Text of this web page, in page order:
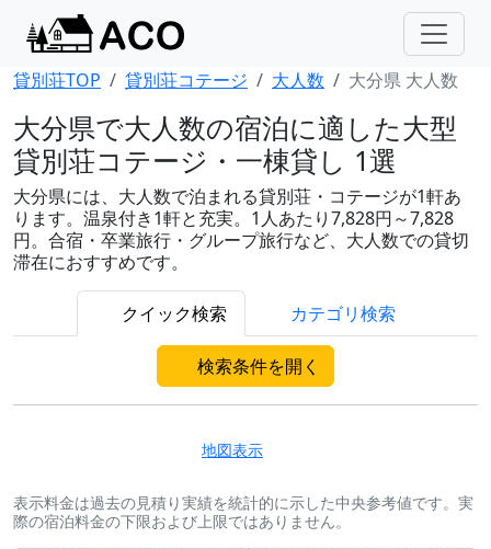
貸別荘TOP 貸別荘コテージ 大人数 大分県 大人数
大分県で大人数の宿泊に適した大型
貸別荘コテージ・一棟貸し 1選
大分県には、大人数で泊まれる貸別荘・コテージが1軒あ
ります。温泉付き1軒と充実。1人あたり7,828円～7,828
円。合宿・卒業旅行・グループ旅行など、大人数での貸切
滞在におすすめです。
クイック検索 カテゴリ検索
検索条件を開く
地図表示
表示料金は過去の見積り実績を統計的に示した中央参考値です。実
際の宿泊料金の下限および上限ではありません。